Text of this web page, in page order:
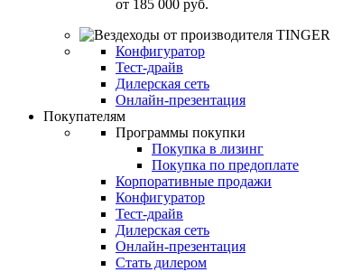
от 185 000 руб.
Конфигуратор
Тест-драйв
Дилерская сеть
Онлайн-презентация
Покупателям
Программы покупки
Покупка в лизинг
Покупка по предоплате
Корпоративные продажи
Конфигуратор
Тест-драйв
Дилерская сеть
Онлайн-презентация
Стать дилером